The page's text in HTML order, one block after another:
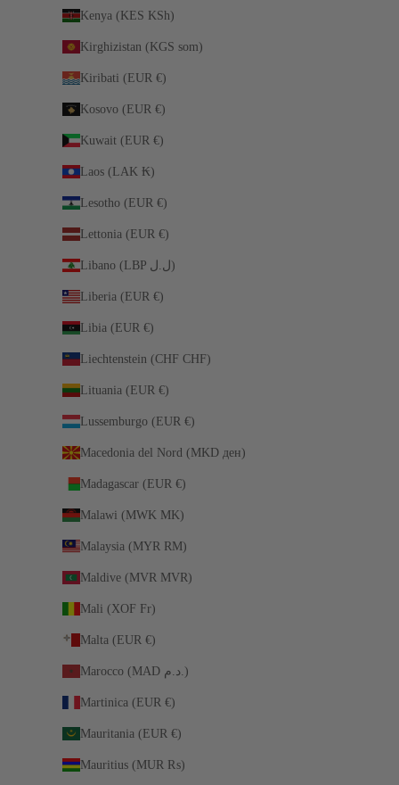
Kenya (KES KSh)
Kirghizistan (KGS som)
Kiribati (EUR €)
Kosovo (EUR €)
Kuwait (EUR €)
Laos (LAK ₭)
Lesotho (EUR €)
Lettonia (EUR €)
Libano (LBP ل.ل)
Liberia (EUR €)
Libia (EUR €)
Liechtenstein (CHF CHF)
Lituania (EUR €)
Lussemburgo (EUR €)
Macedonia del Nord (MKD ден)
Madagascar (EUR €)
Malawi (MWK MK)
Malaysia (MYR RM)
Maldive (MVR MVR)
Mali (XOF Fr)
Malta (EUR €)
Marocco (MAD د.م.)
Martinica (EUR €)
Mauritania (EUR €)
Mauritius (MUR ₨)